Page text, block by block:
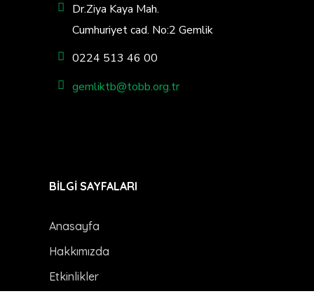
Dr.Ziya Kaya Mah.
Cumhuriyet cad. No:2 Gemlik
0224 513 46 00
gemliktb@tobb.org.tr
BİLGİ SAYFALARI
Anasayfa
Hakkımızda
Etkinlikler